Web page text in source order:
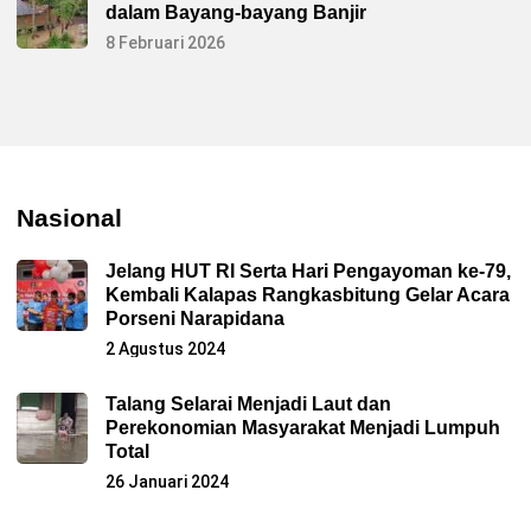
dalam Bayang-bayang Banjir
8 Februari 2026
Nasional
Jelang HUT RI Serta Hari Pengayoman ke-79,
Kembali Kalapas Rangkasbitung Gelar Acara
Porseni Narapidana
2 Agustus 2024
Talang Selarai Menjadi Laut dan
Perekonomian Masyarakat Menjadi Lumpuh
Total
26 Januari 2024